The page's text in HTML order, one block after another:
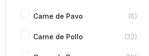
Carne de Pavo (8)
Carne de Pollo (32)